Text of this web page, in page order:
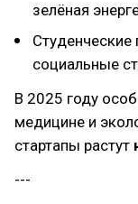
зелёная
Студенческие
социальные
В 2025 году
медицине и
стартапы растут
---